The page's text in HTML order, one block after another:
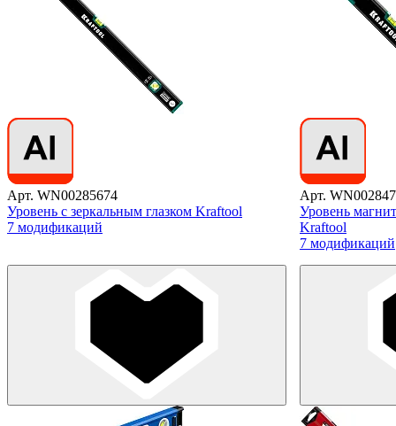
Арт. WN00285674
Уровень с зеркальным глазком Kraftool
7 модификаций
Арт.
Уровень
Kraftool
7 модификаций